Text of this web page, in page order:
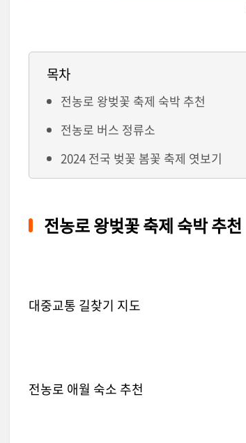
목차
전농로 왕벚꽃 축제 숙박 추천
전농로 버스 정류소
2024 전국 벚꽃 봄꽃 축제 엿보기
전농로 왕벚꽃 축제 숙박 추천
대중교통 길찾기 지도
전농로 애월 숙소 추천